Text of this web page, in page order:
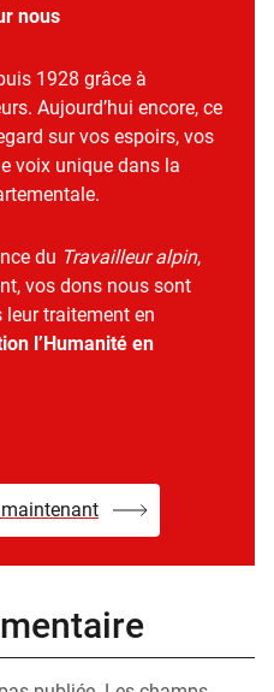
nous
1928 grâce à
Aujourd’hui encore, ce
sur vos espoirs, vos
voix unique dans la
du Travailleur alpin,
vos dons nous sont
traitement en
l’Humanité en